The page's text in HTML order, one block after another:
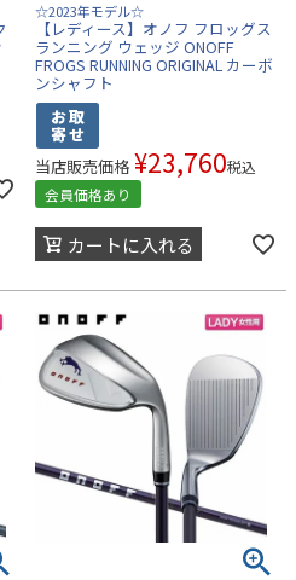
☆2023年モデル☆
【レディース】オノフ フロッグス
ランニング ウェッジ ONOFF
FROGS RUNNING ORIGINAL カーボ
ンシャフト
当店販売価格 ¥23,760税込
会員価格あり
カートに入れる